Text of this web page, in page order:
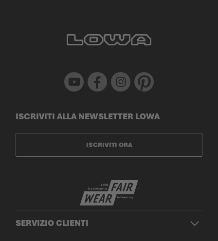
Youtube Facebook Instagram Pinterest
SERVIZIO CLIENTI
ISCRIVITI ALLA NEWSLETTER LOWA
ISCRIVITI ORA